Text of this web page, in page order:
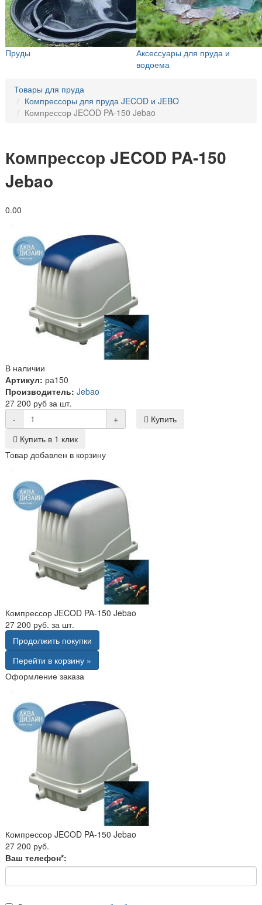
Пруды
Аксессуары для пруда и
водоема
Товары для пруда
Компрессоры для пруда JECOD и JEBO
Компрессор JECOD PA-150 Jebao
Компрессор JECOD PA-150
Jebao
0.00
В наличии
Артикул: ра150
Производитель: Jebao
27 200 руб за шт.
-
+
Купить
Купить в 1 клик
Товар добавлен в корзину
Компрессор JECOD PA-150 Jebao
27 200 руб. за шт.
Продолжить покупки
Перейти в корзину »
Оформление заказа
Компрессор JECOD PA-150 Jebao
27 200 руб.
Ваш телефон*: